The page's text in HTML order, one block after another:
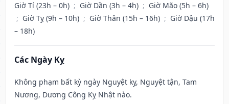
Giờ Tí (23h – 0h) ; Giờ Dần (3h – 4h) ; Giờ Mão (5h – 6h)
; Giờ Tỵ (9h – 10h) ; Giờ Thân (15h – 16h) ; Giờ Dậu (17h
– 18h)
Các Ngày Kỵ
Không phạm bất kỳ ngày Nguyệt kỵ, Nguyệt tận, Tam
Nương, Dương Công Kỵ Nhật nào.